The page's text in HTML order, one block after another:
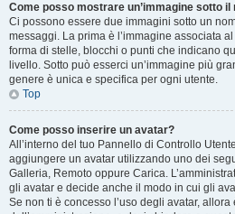
Come posso mostrare un’immagine sotto il
Ci possono essere due immagini sotto un
messaggi. La prima è l’immagine associata
forma di stelle, blocchi o punti che indicano
livello. Sotto può esserci un’immagine più
genere è unica e specifica per ogni utente.
Top
Come posso inserire un avatar?
All’interno del tuo Pannello di Controllo
aggiungere un avatar utilizzando uno dei
Galleria, Remoto oppure Carica.
gli avatar e decide anche il modo in cui gli
Se non ti è concesso l’uso degli avatar,